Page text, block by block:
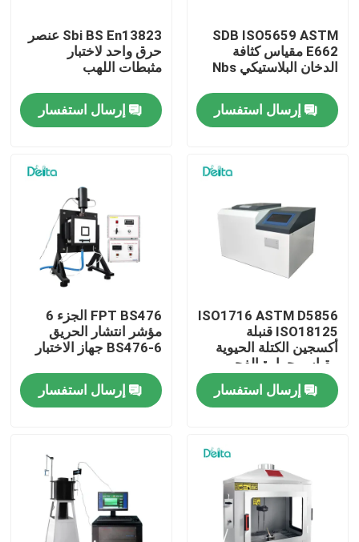
المنزل
المنتجات
معلومات عنا
جولة في المعمل
رقابة جودة
اتصل بنا
معدات الاختبار الكهربائية
معدات اختبار الحريق
SDB ISO5659 ASTM
E662 مقياس كثافة
الدخان البلاستيكي Nbs
إرسال استفسار
Sbi BS En13823 عنصر
حرق واحد لاختبار
مثبطات اللهب
إرسال استفسار
ISO1716 ASTM D5856
ISO18125 قنبلة
أكسجين الكتلة الحيوية
مقياس حرارة الفحم
مقياس القيمة الحرارية
إرسال استفسار
FPT BS476 الجزء 6
مؤشر انتشار الحريق
BS476-6 جهاز الاختبار
إرسال استفسار